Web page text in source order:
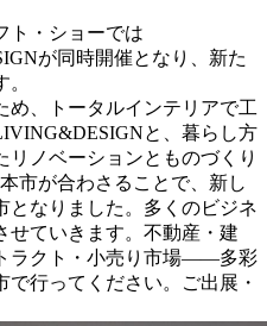
ト・ショーでは
が同時開催となり、新た
め、トータルインテリアで工
と、暮らし方
ノベーションとものづくり
市が合わさることで、新し
となりました。多くのビジネ
せていきます。不動産・建
ラクト・小売り市場――多彩
行ってください。ご出展・